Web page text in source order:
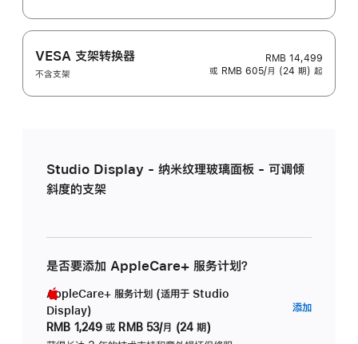
VESA 支架转换器
不含支架
RMB 14,499
或 RMB 605/月 (24 期) 起
Studio Display - 纳米纹理玻璃面板 - 可调倾
斜度的支架
是否要添加 AppleCare+ 服务计划？
AppleCare+ 服务计划 (适用于 Studio
Display)
RMB 1,249 或 RMB 53/月 (24 期)
添加